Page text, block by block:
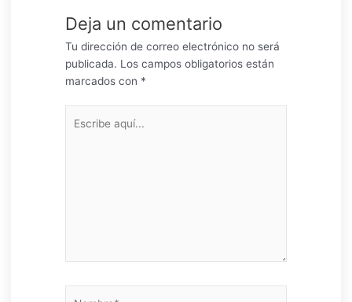
Deja un comentario
Tu dirección de correo electrónico no será
publicada. Los campos obligatorios están
marcados con *
aquí...